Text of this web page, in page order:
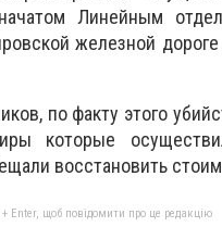
Линейным
железной
по факту этого
которые
восстановить
Enter, щоб повідомити про це редакцію